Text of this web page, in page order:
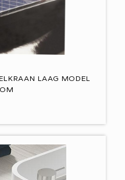
LAAG MODEL